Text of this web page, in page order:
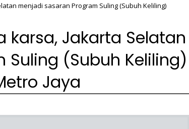
menjadi sasaran Program Suling (Subuh Keliling)
karsa, Jakarta Selatan
(Subuh Keliling)
Jaya